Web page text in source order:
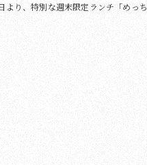
火
より、特別な週末限定ランチ「めっ